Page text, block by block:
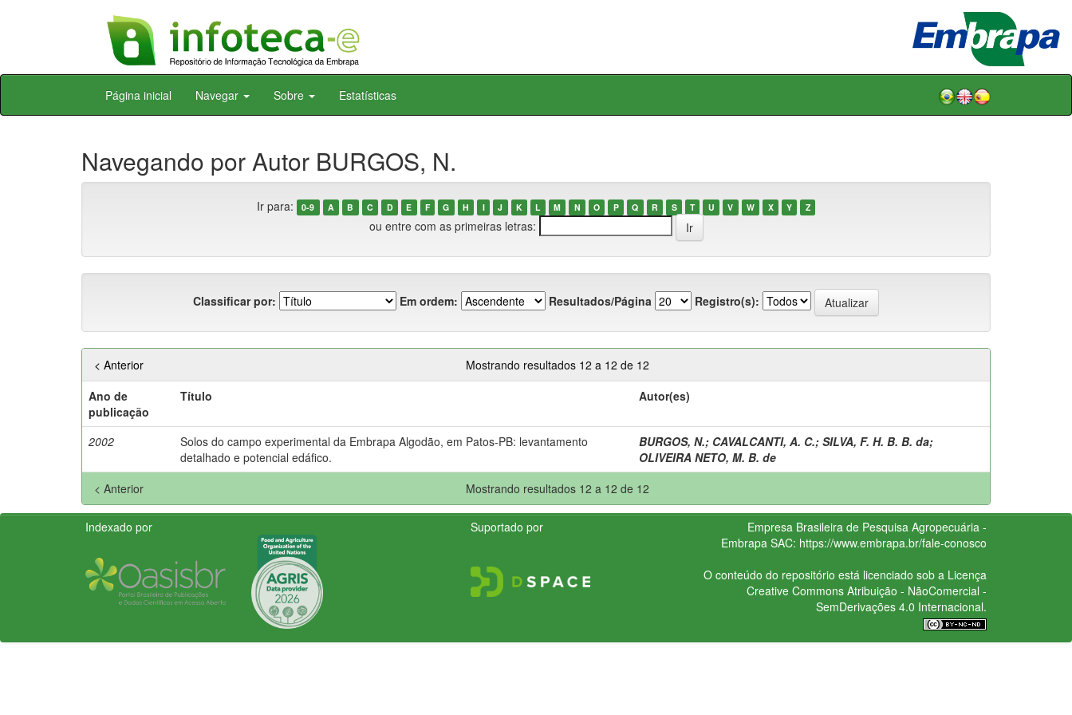
Skip
Página inicial Navegar Sobre Estatísticas
Navegando por Autor BURGOS, N.
Ir para: 0-9 A B C D E F G H I J K L M N O P Q R S T U V W X Y Z
ou entre com as primeiras letras:
Classificar por: Em ordem: Resultados/Página Registro(s):
Mostrando resultados 12 a 12 de 12
< Anterior
Ano de
publicação
Título Autor(es)
2002
Solos do campo experimental da Embrapa Algodão, em Patos-PB: levantamento
detalhado e potencial edáfico.
BURGOS, N.; CAVALCANTI, A. C.; SILVA, F. H. B. B. da;
OLIVEIRA NETO, M. B. de
Mostrando resultados 12 a 12 de 12
< Anterior
Indexado por Suportado por
Empresa Brasileira de Pesquisa Agropecuária -
Embrapa SAC: https://www.embrapa.br/fale-conosco
O conteúdo do repositório está licenciado sob a Licença
Creative CommonsAtribuição - NãoComercial -
SemDerivações 4.0 Internacional.